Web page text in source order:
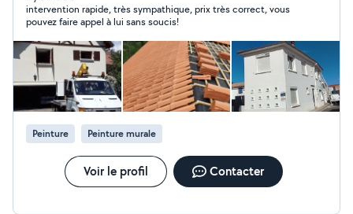
merci
intervention rapide, très sympathique, prix très correct, vous
pouvez faire appel à lui sans soucis!
Peinture Peinture murale
Voir le profil Contacter